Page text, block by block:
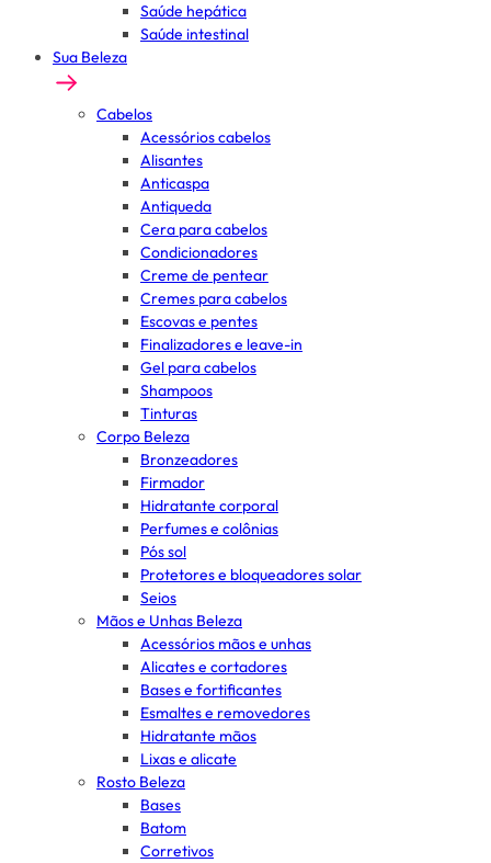
Saúde hepática
Saúde intestinal
Sua Beleza
Cabelos
Acessórios cabelos
Alisantes
Anticaspa
Antiqueda
Cera para cabelos
Condicionadores
Creme de pentear
Cremes para cabelos
Escovas e pentes
Finalizadores e leave-in
Gel para cabelos
Shampoos
Tinturas
Corpo Beleza
Bronzeadores
Firmador
Hidratante corporal
Perfumes e colônias
Pós sol
Protetores e bloqueadores solar
Seios
Mãos e Unhas Beleza
Acessórios mãos e unhas
Alicates e cortadores
Bases e fortificantes
Esmaltes e removedores
Hidratante mãos
Lixas e alicate
Rosto Beleza
Bases
Batom
Corretivos